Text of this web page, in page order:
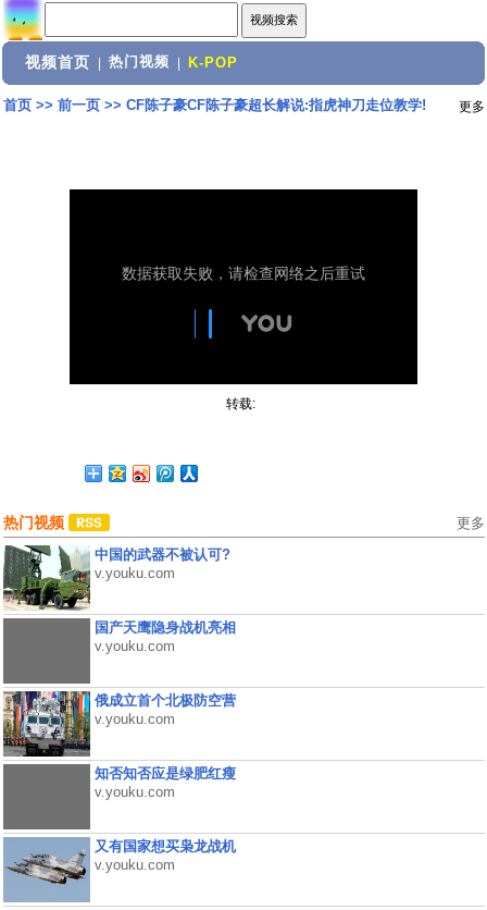
视频首页 热门视频 K-POP
首页>> 前一页>> CF陈子豪CF陈子豪超长解说:指虎神刀走位教学! 更多
转载:
热门视频 更多
中国的武器不被认可?
v.youku.com
国产天鹰隐身战机亮相
v.youku.com
俄成立首个北极防空营
v.youku.com
知否知否应是绿肥红瘦
v.youku.com
又有国家想买枭龙战机
v.youku.com